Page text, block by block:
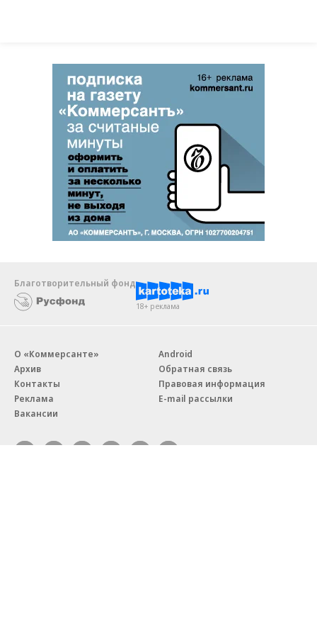
Благотворительный фонд
18+ реклама
О «Коммерсанте»
Архив
Контакты
Реклама
Вакансии
Android
Обратная связь
Правовая информация
E-mail рассылки